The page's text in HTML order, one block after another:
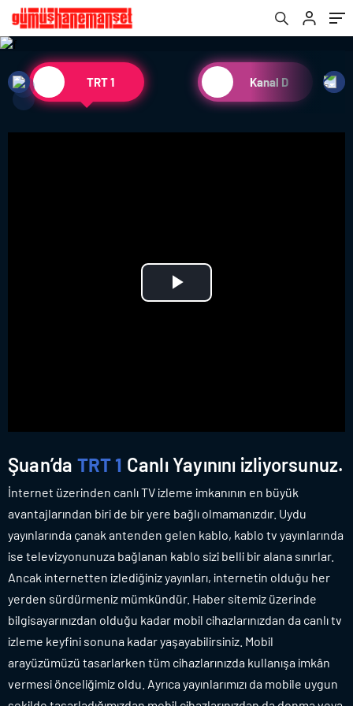
TRT 1 Kanal D
Play
Şuan’da TRT 1 Canlı Yayınını izliyorsunuz.
İnternet üzerinden canlı TV izleme imkanının en büyük
avantajlarından biri de bir yere bağlı olmamanızdır. Uydu
yayınlarında çanak antenden gelen kablo, kablo tv yayınlarında
ise televizyonunuza bağlanan kablo sizi belli bir alana sınırlar.
Ancak internetten izlediğiniz yayınları, internetin olduğu her
yerden sürdürmeniz mümkündür. Haber sitemiz üzerinde
bilgisayarınızdan olduğu kadar mobil cihazlarınızdan da canlı tv
izleme keyfini sonuna kadar yaşayabilirsiniz. Mobil
arayüzümüzü tasarlarken tüm cihazlarınızda kullanışa imkân
vermesi önceliğimiz oldu. Ayrıca yayınlarımızı da mobile uygun